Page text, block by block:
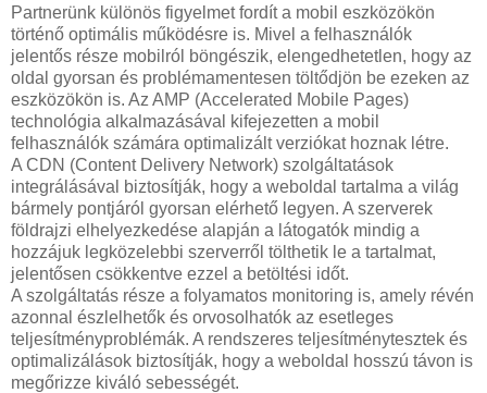
Partnerünk különös figyelmet fordít a mobil eszközökön
történő optimális működésre is. Mivel a felhasználók
jelentős része mobilról böngészik, elengedhetetlen, hogy az
oldal gyorsan és problémamentesen töltődjön be ezeken az
eszközökön is. Az AMP (Accelerated Mobile Pages)
technológia alkalmazásával kifejezetten a mobil
felhasználók számára optimalizált verziókat hoznak létre.
A CDN (Content Delivery Network) szolgáltatások
integrálásával biztosítják, hogy a weboldal tartalma a világ
bármely pontjáról gyorsan elérhető legyen. A szerverek
földrajzi elhelyezkedése alapján a látogatók mindig a
hozzájuk legközelebbi szerverről tölthetik le a tartalmat,
jelentősen csökkentve ezzel a betöltési időt.
A szolgáltatás része a folyamatos monitoring is, amely révén
azonnal észlelhetők és orvosolhatók az esetleges
teljesítményproblémák. A rendszeres teljesítménytesztek és
optimalizálások biztosítják, hogy a weboldal hosszú távon is
megőrizze kiváló sebességét.